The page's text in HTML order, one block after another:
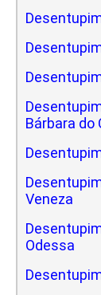
Bárbara do
Veneza
Odessa